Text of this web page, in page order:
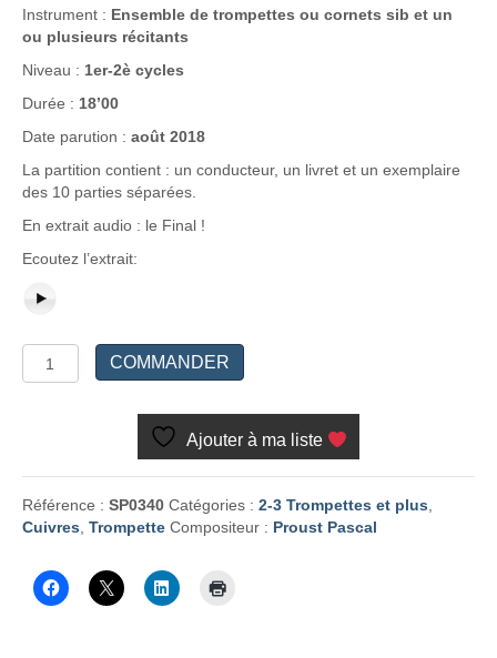
Instrument : Ensemble de trompettes ou cornets sib et un
ou plusieurs récitants
Niveau : 1er-2è cycles
Durée : 18’00
Date parution : août 2018
La partition contient : un conducteur, un livret et un exemplaire
des 10 parties séparées.
En extrait audio : le Final !
Ecoutez l’extrait:
quantité
de
COMMANDER
Ajouter à ma liste
Référence : SP0340 Catégories : 2-3 Trompettes et plus,
Cuivres, Trompette Compositeur : Proust Pascal